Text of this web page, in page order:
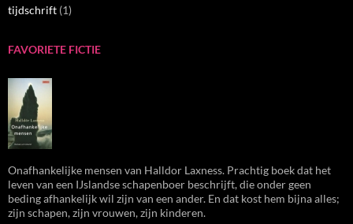
tijdschrift (1)
FAVORIETE FICTIE
Onafhankelijke mensen van Halldor Laxness. Prachtig boek dat het
leven van een IJslandse schapenboer beschrijft, die onder geen
beding afhankelijk wil zijn van een ander. En dat kost hem bijna alles;
zijn schapen, zijn vrouwen, zijn kinderen.